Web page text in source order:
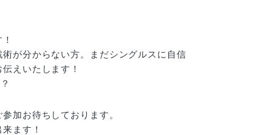
が分からない方。まだシングルスに自信
えいたします！
加お待ちしております。
ます！